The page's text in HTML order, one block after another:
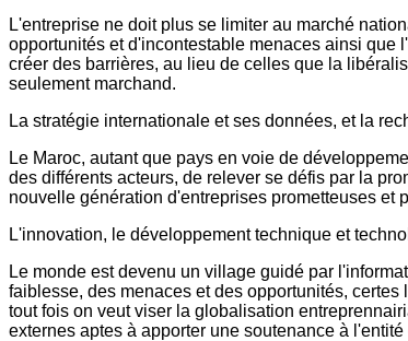
L'entreprise ne doit plus se limiter au marché
opportunités et d'incontestable menaces ainsi que
créer des barrières, au lieu de celles que la
seulement marchand.
La stratégie internationale et ses données, et la
Le Maroc, autant que pays en voie de
des différents acteurs, de relever se défis par la
nouvelle génération d'entreprises prometteuses et
L'innovation, le développement technique et
Le monde est devenu un village guidé par
faiblesse, des menaces et des opportunités,
tout fois on veut viser la globalisation
externes aptes à apporter une soutenance à